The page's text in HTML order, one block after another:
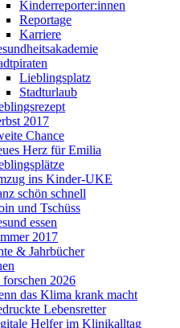
Kinderreporter:innen
Reportage
Karriere
Lieblingsplatz
Stadturlaub
2017
Chance
Herz für Emilia
ins Kinder-UKE
schön schnell
und Tschüss
essen
2017
& Jahrbücher
2026
das Klima krank macht
Lebensretter
Helfer im Klinikalltag